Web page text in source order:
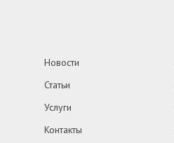
Новости
Статьи
Услуги
Контакты